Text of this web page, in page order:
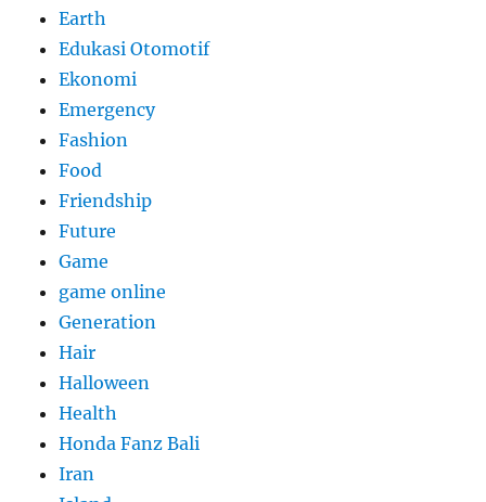
Earth
Edukasi Otomotif
Ekonomi
Emergency
Fashion
Food
Friendship
Future
Game
game online
Generation
Hair
Halloween
Health
Honda Fanz Bali
Iran